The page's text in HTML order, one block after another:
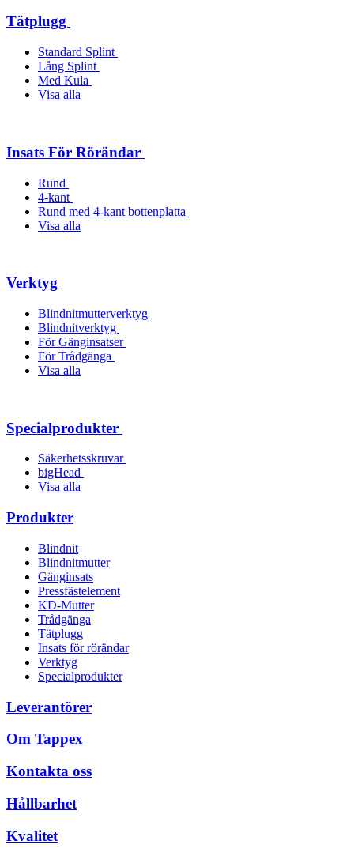
Tätplugg
Standard Splint
Lång Splint
Med Kula
Visa alla
Insats För Rörändar
Rund
4-kant
Rund med 4-kant bottenplatta
Visa alla
Verktyg
Blindnitmutterverktyg
Blindnitverktyg
För Gänginsatser
För Trådgänga
Visa alla
Specialprodukter
Säkerhetsskruvar
bigHead
Visa alla
Produkter
Blindnit
Blindnitmutter
Gänginsats
Pressfästelement
KD-Mutter
Trådgänga
Tätplugg
Insats för rörändar
Verktyg
Specialprodukter
Leverantörer
Om Tappex
Kontakta oss
Hållbarhet
Kvalitet